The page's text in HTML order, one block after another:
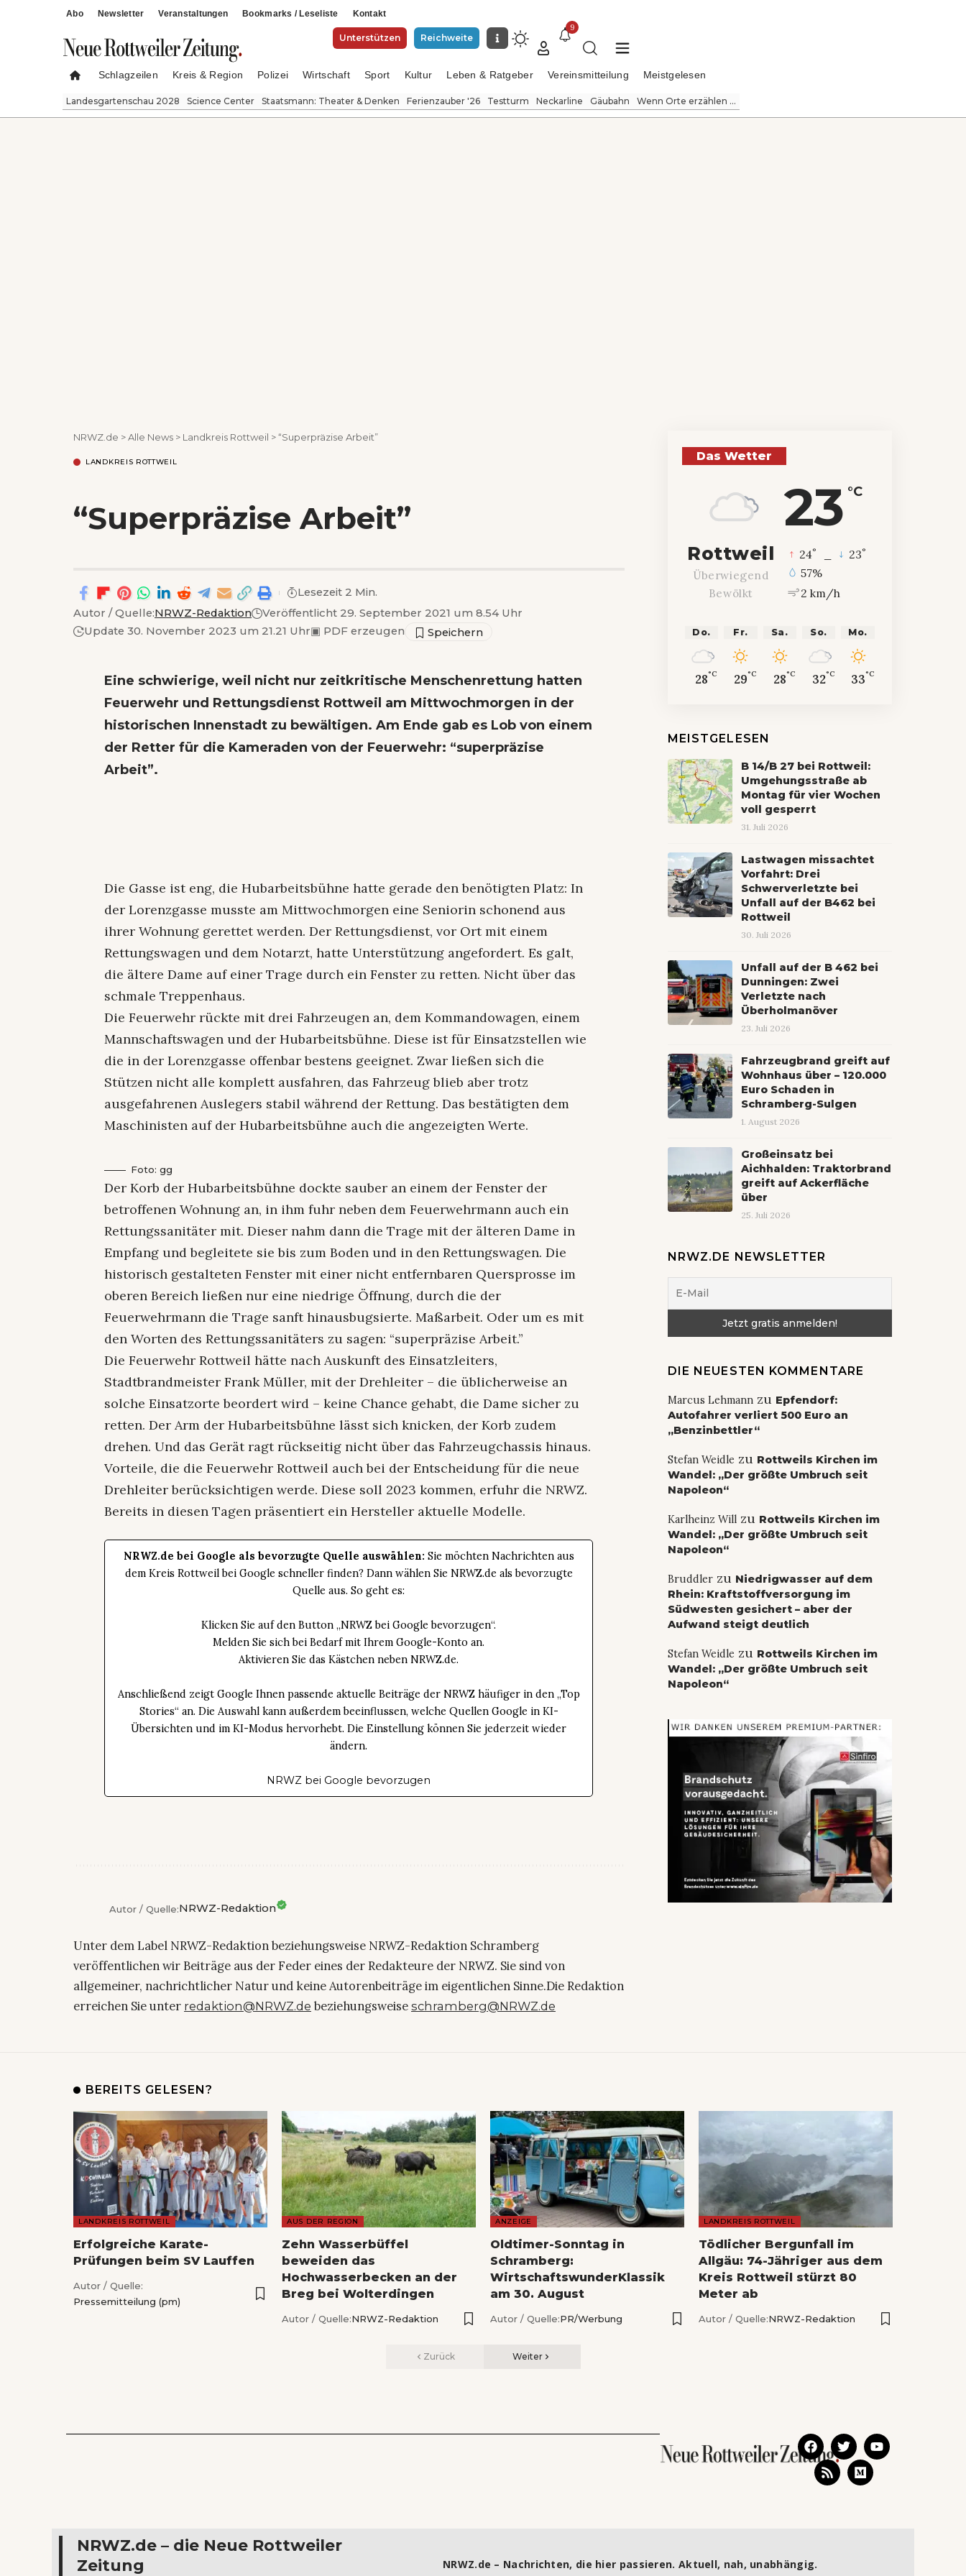
Abo Newsletter Veranstaltungen Bookmarks / Leseliste Kontakt
Unterstützen Reichweite
9
Schlagzeilen Kreis & Region Polizei Wirtschaft Sport Kultur Leben & Ratgeber Vereinsmitteilung Meistgelesen
Landesgartenschau 2028 Science Center Staatsmann: Theater & Denken Ferienzauber '26 Testturm Neckarline Gäubahn Wenn Orte erzählen ...
NRWZ.de >Alle News > Landkreis Rottweil >“Superpräzise Arbeit”
LANDKREIS ROTTWEIL
“Superpräzise Arbeit”
Autor / Quelle:NRWZ-Redaktion
Veröffentlicht 29. September 2021 um 8.54 Uhr
Update 30. November 2023 um 21.21 Uhr▣ PDF erzeugen
Lesezeit 2 Min.
Eine schwierige, weil nicht nur zeitkritische Menschenrettung hatten
Feuerwehr und Rettungsdienst Rottweil am Mittwochmorgen in der
historischen Innenstadt zu bewältigen. Am Ende gab es Lob von einem
der Retter für die Kameraden von der Feuerwehr: “superpräzise
Arbeit”.
Die Gasse ist eng, die Hubarbeitsbühne hatte gerade den benötigten Platz: In
der Lorenzgasse musste am Mittwochmorgen eine Seniorin schonend aus
ihrer Wohnung gerettet werden. Der Rettungsdienst, vor Ort mit einem
Rettungswagen und dem Notarzt, hatte Unterstützung angefordert. Es galt,
die ältere Dame auf einer Trage durch ein Fenster zu retten. Nicht über das
schmale Treppenhaus.
Die Feuerwehr rückte mit drei Fahrzeugen an, dem Kommandowagen, einem
Mannschaftswagen und der Hubarbeitsbühne. Diese ist für Einsatzstellen wie
die in der Lorenzgasse offenbar bestens geeignet. Zwar ließen sich die
Stützen nicht alle komplett ausfahren, das Fahrzeug blieb aber trotz
ausgefahrenen Auslegers stabil während der Rettung. Das bestätigten dem
Maschinisten auf der Hubarbeitsbühne auch die angezeigten Werte.
Foto: gg
Der Korb der Hubarbeitsbühne dockte sauber an einem der Fenster der
betroffenen Wohnung an, in ihm fuhr neben dem Feuerwehrmann auch ein
Rettungssanitäter mit. Dieser nahm dann die Trage mit der älteren Dame in
Empfang und begleitete sie bis zum Boden und in den Rettungswagen. Die
historisch gestalteten Fenster mit einer nicht entfernbaren Quersprosse im
oberen Bereich ließen nur eine niedrige Öffnung, durch die der
Feuerwehrmann die Trage sanft hinausbugsierte. Maßarbeit. Oder um es mit
den Worten des Rettungssanitäters zu sagen: “superpräzise Arbeit.”
Die Feuerwehr Rottweil hätte nach Auskunft des Einsatzleiters,
Stadtbrandmeister Frank Müller, mit der Drehleiter – die üblicherweise an
solche Einsatzorte beordert wird – keine Chance gehabt, die Dame sicher zu
retten. Der Arm der Hubarbeitsbühne lässt sich knicken, der Korb zudem
drehen. Und das Gerät ragt rückseitig nicht über das Fahrzeugchassis hinaus.
Vorteile, die die Feuerwehr Rottweil auch bei der Entscheidung für die neue
Drehleiter berücksichtigen werde. Diese soll 2023 kommen, erfuhr die NRWZ.
Bereits in diesen Tagen präsentiert ein Hersteller aktuelle Modelle.
NRWZ.de bei Google als bevorzugte Quelle auswählen: Sie möchten Nachrichten aus
dem Kreis Rottweil bei Google schneller finden? Dann wählen Sie NRWZ.de als bevorzugte
Quelle aus. So geht es:
Klicken Sie auf den Button „NRWZ bei Google bevorzugen“.
Melden Sie sich bei Bedarf mit Ihrem Google-Konto an.
Aktivieren Sie das Kästchen neben NRWZ.de.
Anschließend zeigt Google Ihnen passende aktuelle Beiträge der NRWZ häufiger in den „Top
Stories“ an. Die Auswahl kann außerdem beeinflussen, welche Quellen Google in KI-
Übersichten und im KI-Modus hervorhebt. Die Einstellung können Sie jederzeit wieder
ändern.
NRWZ bei Google bevorzugen
Autor / Quelle:NRWZ-Redaktion
Unter dem Label NRWZ-Redaktion beziehungsweise NRWZ-Redaktion Schramberg
veröffentlichen wir Beiträge aus der Feder eines der Redakteure der NRWZ. Sie sind von
allgemeiner, nachrichtlicher Natur und keine Autorenbeiträge im eigentlichen Sinne.Die Redaktion
erreichen Sie unter redaktion@NRWZ.de beziehungsweise schramberg@NRWZ.de
Das Wetter
23 °C
Rottweil
Überwiegend
Bewölkt
24° 23°
57%
2 km/h
Do.
28°C
Fr.
29°C
Sa.
28°C
So.
32°C
Mo.
33°C
MEISTGELESEN
B 14/B 27 bei Rottweil:
Umgehungsstraße ab
Montag für vier Wochen
voll gesperrt
31. Juli 2026
Lastwagen missachtet
Vorfahrt: Drei
Schwerverletzte bei
Unfall auf der B462 bei
Rottweil
30. Juli 2026
Unfall auf der B 462 bei
Dunningen: Zwei
Verletzte nach
Überholmanöver
23. Juli 2026
Fahrzeugbrand greift auf
Wohnhaus über – 120.000
Euro Schaden in
Schramberg-Sulgen
1. August 2026
Großeinsatz bei
Aichhalden: Traktorbrand
greift auf Ackerfläche
über
25. Juli 2026
NRWZ.DE NEWSLETTER
DIE NEUESTEN KOMMENTARE
Marcus Lehmannzu Epfendorf:
Autofahrer verliert 500 Euro an
„Benzinbettler“
Stefan Weidle zu Rottweils Kirchen im
Wandel: „Der größte Umbruch seit
Napoleon“
Karlheinz Willzu Rottweils Kirchen im
Wandel: „Der größte Umbruch seit
Napoleon“
Bruddlerzu Niedrigwasser auf dem
Rhein: Kraftstoffversorgung im
Südwesten gesichert – aber der
Aufwand steigt deutlich
Stefan Weidle zu Rottweils Kirchen im
Wandel: „Der größte Umbruch seit
Napoleon“
BEREITS GELESEN?
LANDKREIS ROTTWEIL
Erfolgreiche Karate-
Prüfungen beim SV Lauffen
Autor / Quelle:
Pressemitteilung (pm)
AUS DER REGION
Zehn Wasserbüffel
beweiden das
Hochwasserbecken an der
Breg bei Wolterdingen
Autor / Quelle:NRWZ-Redaktion
ANZEIGE
Oldtimer-Sonntag in
Schramberg:
WirtschaftswunderKlassik
am 30. August
Autor / Quelle:PR/Werbung
LANDKREIS ROTTWEIL
Tödlicher Bergunfall im
Allgäu: 74-Jähriger aus dem
Kreis Rottweil stürzt 80
Meter ab
Autor / Quelle:NRWZ-Redaktion
Zurück Weiter
NRWZ.de – die Neue Rottweiler
Zeitung
NRWZ.de – Nachrichten, die hier passieren. Aktuell, nah, unabhängig.